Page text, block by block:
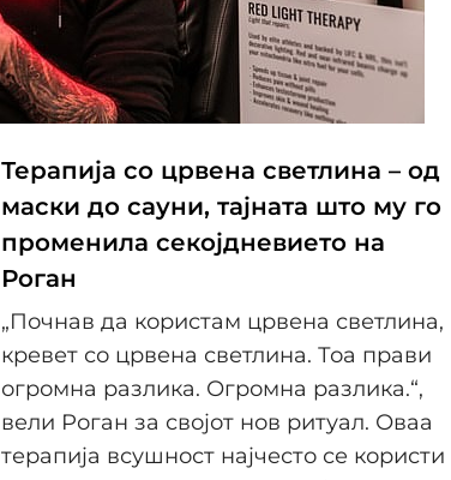
Терапија со црвена светлина – од
маски до сауни, тајната што му го
променила секојдневието на
Роган
„Почнав да користам црвена светлина,
кревет со црвена светлина. Тоа прави
огромна разлика. Огромна разлика.“,
вели Роган за својот нов ритуал. Оваа
терапија всушност најчесто се користи